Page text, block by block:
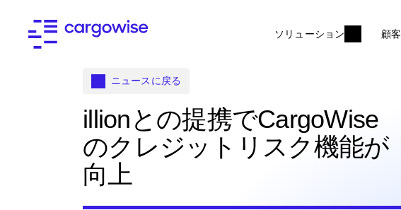
ソリューション 顧客
ニュースに戻る
illionとの提携でCargoWise
のクレジットリスク機能が
向上